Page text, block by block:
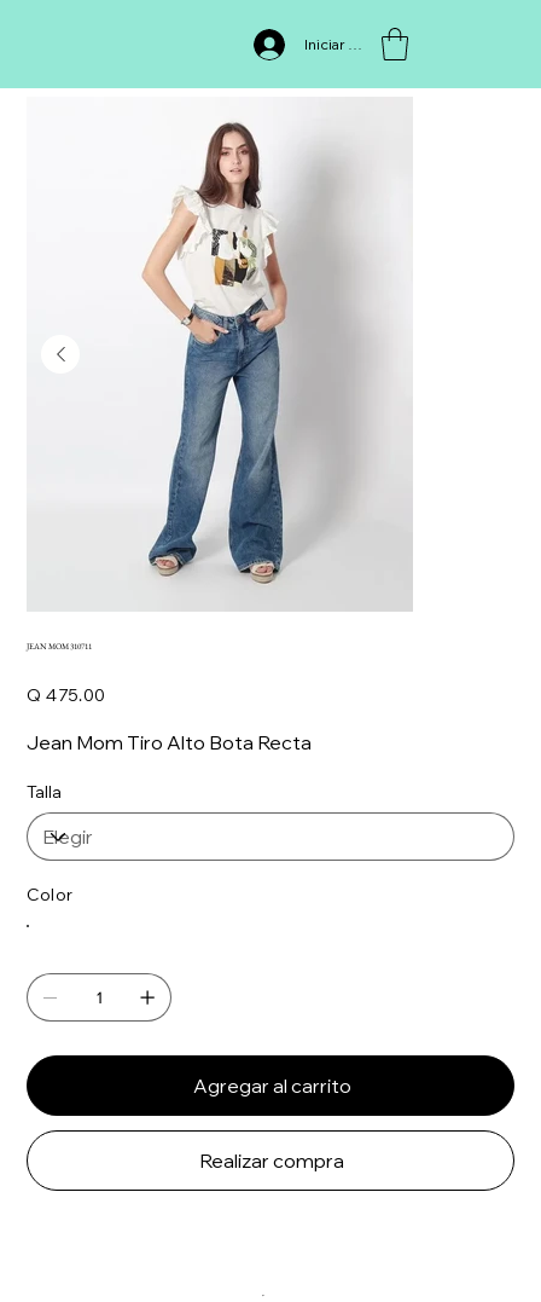
Iniciar sesión
JEAN MOM 310711
JEAN MOM 310711
Q 475.00
Jean Mom Tiro Alto Bota Recta
Talla
Color
Agregar al carrito
Realizar compra